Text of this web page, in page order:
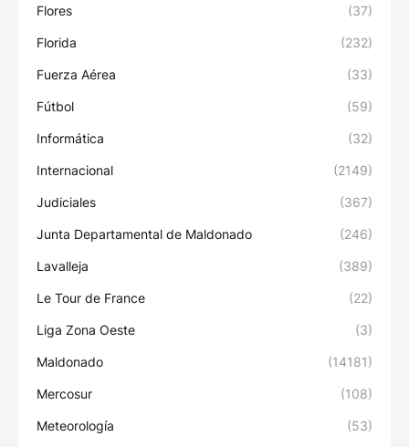
Flores (37)
Florida (232)
Fuerza Aérea (33)
Fútbol (59)
Informática (32)
Internacional (2149)
Judiciales (367)
Junta Departamental de Maldonado (246)
Lavalleja (389)
Le Tour de France (22)
Liga Zona Oeste (3)
Maldonado (14181)
Mercosur (108)
Meteorología (53)